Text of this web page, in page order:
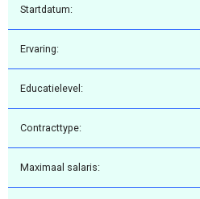
Startdatum:
Ervaring:
Educatielevel:
Contracttype:
Maximaal salaris: